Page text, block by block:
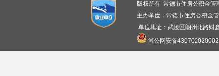
版权所有 常德市住房公积金
主办单位：常德市住房公积金
单位地址：武陵区朗州北路
湘公网安备